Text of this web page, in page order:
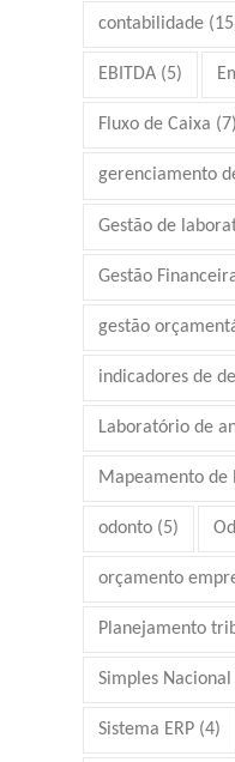
contabilidade
EBITDA (5)
Fluxo de Caixa (7)
gerenciamento
Gestão de
Gestão
gestão
indicadores de
Laboratório de
Mapeamento de
odonto (5)
orçamento
Planejamento
Simples Nacional
Sistema ERP (4)